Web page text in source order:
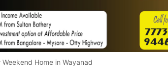
Weekend Home in Wayanad